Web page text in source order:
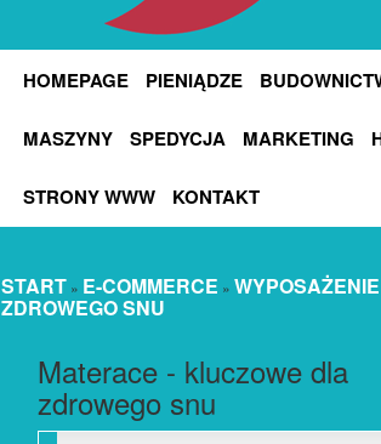
HOMEPAGE PIENIĄDZE
MASZYNY SPEDYCJA MARKETING
STRONY WWW KONTAKT
START » E-COMMERCE »
ZDROWEGO SNU
Materace - kluczowe dla
zdrowego snu